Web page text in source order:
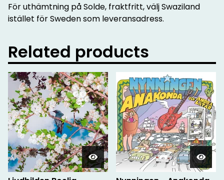
För uthämtning på Solde, fraktfritt, välj Swaziland
istället för Sweden som leveransadress.
Related products